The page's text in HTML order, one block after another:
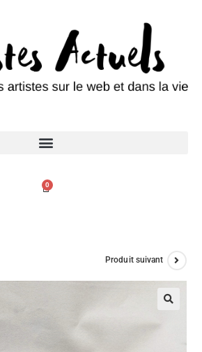
0
Produit suivant